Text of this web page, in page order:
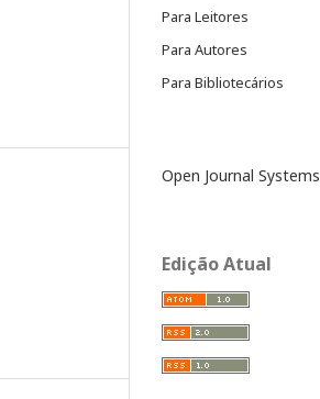
Para Leitores
Para Autores
Para Bibliotecários
Open Journal Systems
Edição Atual